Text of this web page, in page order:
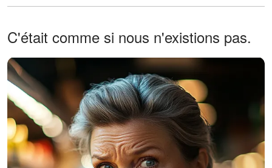
C'était comme si nous n'existions pas.